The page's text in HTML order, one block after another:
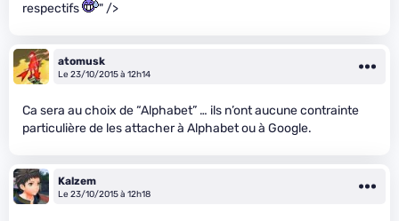
respectifs
" />
atomusk
Le 23/10/2015 à 12h14
Ca sera au choix de “Alphabet” … ils n’ont aucune contrainte
particulière de les attacher à Alphabet ou à Google.
Kalzem
Le 23/10/2015 à 12h18